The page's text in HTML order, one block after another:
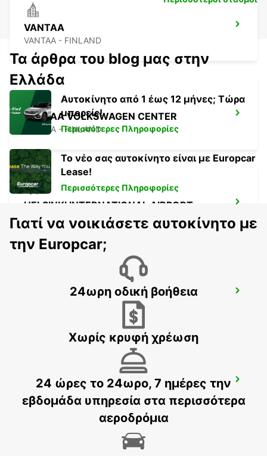
VANTAA
VANTAA - FINLAND
VANTAA VOLKSWAGEN CENTER
VANTAA - FINLAND
HELSINKI INTERNATIONAL AIRPORT
VANTAA - FINLAND
TALLINN AIRPORT
TALLINN CITY
TALLINN - ESTONIA
Τα άρθρα του blog μας στην
Ελλάδα
Αυτοκίνητο από 1 έως 12 μήνες; Τώρα
μπορείς!
Περισσότερες Πληροφορίες
Το νέο σας αυτοκίνητο είναι με Europcar
Lease!
Περισσότερες Πληροφορίες
Γιατί να νοικιάσετε αυτοκίνητο με
την Europcar;
24ωρη οδική βοήθεια
Χωρίς κρυφή χρέωση
24 ώρες το 24ωρο, 7 ημέρες την
εβδομάδα υπηρεσία στα περισσότερα
αεροδρόμια